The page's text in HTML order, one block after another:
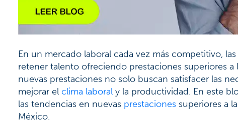
En un mercado laboral cada vez más competitivo,
retener talento ofreciendo prestaciones superiores a
nuevas prestaciones no solo buscan satisfacer las
mejorar el clima laboral y la productividad. En este
las tendencias en nuevas prestaciones superiores a
México.